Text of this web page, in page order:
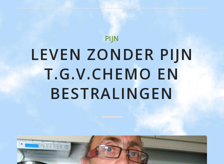
PIJN
LEVEN ZONDER PIJN
T.G.V.CHEMO EN
BESTRALINGEN